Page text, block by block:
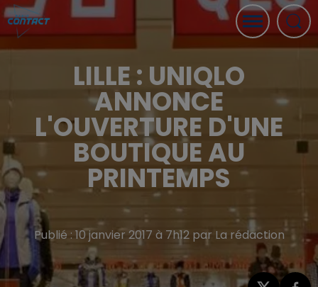
LILLE : UNIQLO
ANNONCE
L'OUVERTURE D'UNE
BOUTIQUE AU
PRINTEMPS
Publié : 10 janvier 2017 à 7h12 par La rédaction